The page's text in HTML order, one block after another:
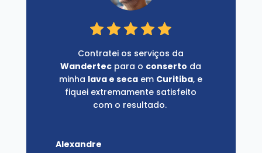
Contratei os serviços da
Wandertec para o conserto da
minha lava e seca em Curitiba, e
fiquei extremamente satisfeito
com o resultado.
Alexandre